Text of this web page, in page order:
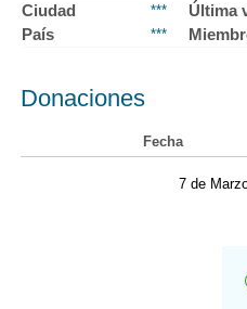
Ciudad
***
Última
País
***
Donaciones
Fecha
7 de